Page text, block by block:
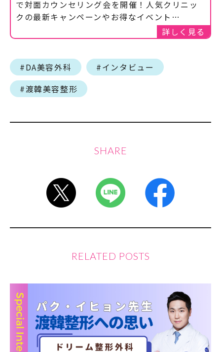
で対面カウンセリング会を開催！人気クリニッ
クの最新キャンペーンやお得なイベント…
詳しく見る
#DA美容外科
#インタビュー
#渡韓美容整形
SHARE
RELATED POSTS